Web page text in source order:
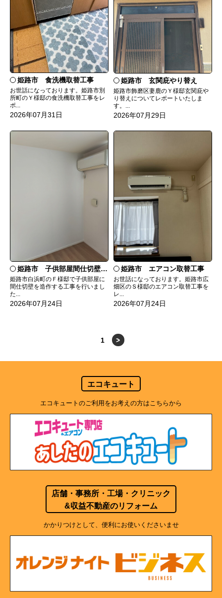
姫路市 食洗機取替工事
お世話になっております。姫路市別
所町のＹ様邸の食洗機取替工事をレ
ポ...
2026年07月31日
姫路市 玄関庇やり替え
姫路市飾磨区妻鹿のＹ様邸玄関庇や
り替えについてレポートいたしま
す。...
2026年07月29日
姫路市 子供部屋間仕切壁造作
姫路市白浜町のＦ様邸で子供部屋に
間仕切壁を造作する工事を行いまし
た...
2026年07月24日
姫路市 エアコン取替工事
お世話になっております。姫路市広
畑区のＳ様邸のエアコン取替工事を
レ...
2026年07月24日
1 >
エコキュート
エコキュートのご利用をお考えの方はこちらから
店舗・事務所・工場・クリニック
&収益不動産のリフォーム
かかりつけとして、便利にお使いくださいませ